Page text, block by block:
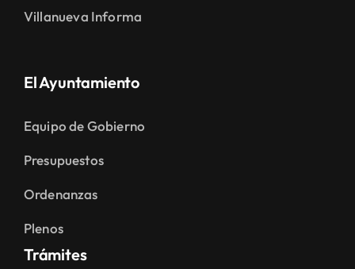
Villanueva Informa
El Ayuntamiento
Equipo de Gobierno
Presupuestos
Ordenanzas
Plenos
Trámites